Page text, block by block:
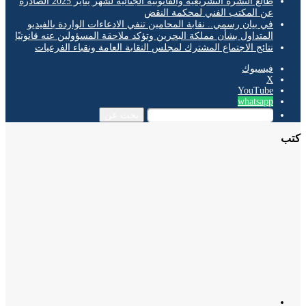
عن المكتب الفني لمحكمة النقض
في بيان رسمي.. نقابة المحامين تنفي الادعاءات الواردة بالفيديو
المتداول بشأن مملكة البحرين وتؤكد ملاحقة المسؤولين عنه قانونيًا
نتائج الاجتماع المشترك لمجلس النقابة العامة ونقباء الفرعيات
فيسبوك
‫YouTube
whatsapp